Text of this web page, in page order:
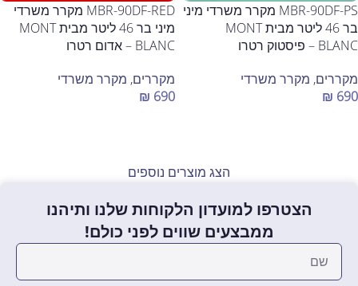
MBR-90DF-PS מקרר משרדי מיני
בר 46 ליטר מבית MONT
BLANC – פיסטוק רטרו
מקררים, מקרר משרדי
₪ 690
MBR-90DF-RED מקרר משרדי
מיני בר 46 ליטר מבית MONT
BLANC – אדום רטרו
מקררים, מקרר משרדי
₪ 690
הצג מוצרים נוספים
הצטרפו למועדון הלקוחות שלנו ותיהנו
ממבצעים שווים לפני כולם!